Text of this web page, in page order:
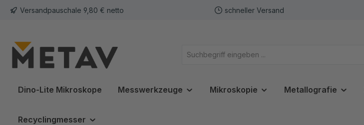
Zur Hauptnavigation springen
Versandpauschale 9,80 € netto schneller Versand
Dino-Lite Mikroskope Messwerkzeuge Mikroskopie Metallografie
Recyclingmesser